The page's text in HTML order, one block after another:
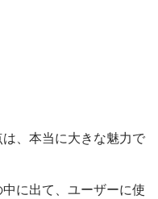
、本当に大きな魅力で
に出て、ユーザーに使